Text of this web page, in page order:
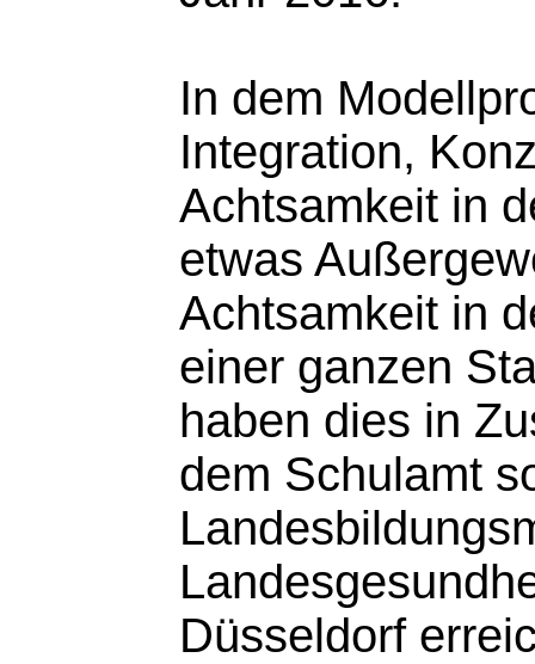
In dem
Integration,
Achtsamkeit in
etwas
Achtsamkeit in
einer ganzen
haben dies in
dem Schulamt
Düsseldorf